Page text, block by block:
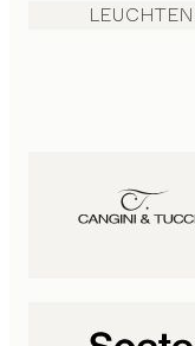
LEUCHTEN